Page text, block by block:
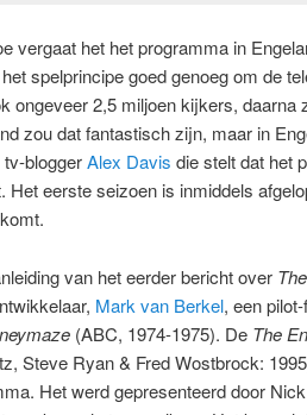
vergaat het het programma in
spelprincipe goed genoeg om de
ongeveer 2,5 miljoen kijkers, daarna
zou dat fantastisch zijn, maar in
bloggerAlex Davis die stelt dat het
Het eerste seizoen is inmiddels
van het eerder bericht over
Mark van Berkel, een
(ABC, 1974-1975). De The
Steve Ryan & Fred Wostbrock:
Het werd gepresenteerd door